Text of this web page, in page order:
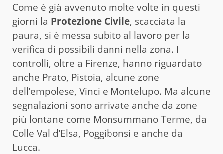
Come è già avvenuto molte volte in questi
giorni la Protezione Civile, scacciata la
paura, si è messa subito al lavoro per la
verifica di possibili danni nella zona. I
controlli, oltre a Firenze, hanno riguardato
anche Prato, Pistoia, alcune zone
dell’empolese, Vinci e Montelupo. Ma alcune
segnalazioni sono arrivate anche da zone
più lontane come Monsummano Terme, da
Colle Val d’Elsa, Poggibonsi e anche da
Lucca.